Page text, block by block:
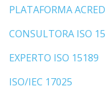
PLATAFORMA
CONSULTORA ISO
EXPERTO ISO 15189
ISO/IEC 17025